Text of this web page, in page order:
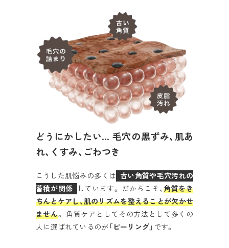
どうにかしたい… 毛穴の黒ずみ、肌あ
れ、くすみ、ごわつき
こうした肌悩みの多くは 古い角質や毛穴汚れの
蓄積が関係
しています。 だからこそ、角質をき
ちんとケアし、肌のリズムを整えることが欠かせ
ません。 角質ケアとしてその方法として多くの
人に選ばれているのが「ピーリング」です。